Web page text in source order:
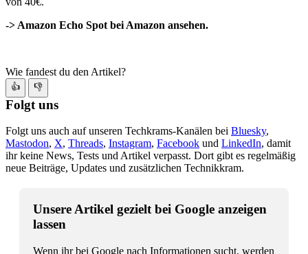
-> Amazon Echo Spot bei Amazon ansehen.
Wie fandest du den Artikel?
👍 👎
Folgt uns
Folgt uns auch auf unseren Techkrams-Kanälen bei Bluesky,
Mastodon, X, Threads, Instagram, Facebook und LinkedIn, damit
ihr keine News, Tests und Artikel verpasst. Dort gibt es regelmäßig
neue Beiträge, Updates und zusätzlichen Technikkram.
Unsere Artikel gezielt bei Google anzeigen
lassen
Wenn ihr bei Google nach Informationen sucht, werden